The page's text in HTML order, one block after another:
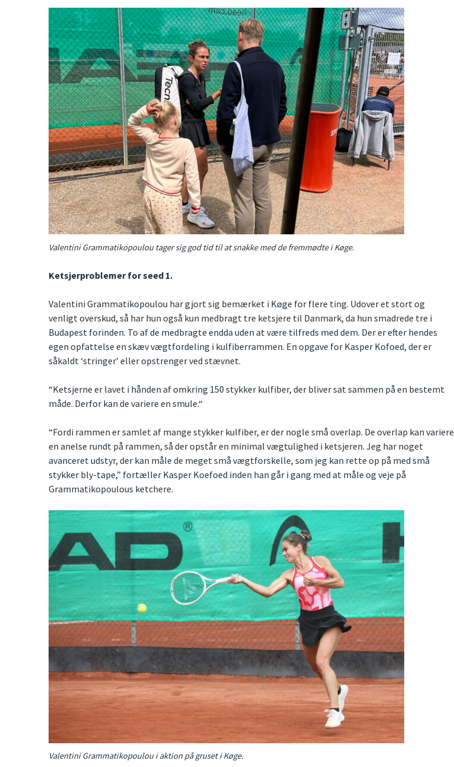
Valentini Grammatikopoulou tager sig god tid til at snakke med de fremmødte i Køge.
Ketsjerproblemer for seed 1.
Valentini Grammatikopoulou har gjort sig bemærket i Køge for flere ting. Udover et stort og
venligt overskud, så har hun også kun medbragt tre ketsjere til Danmark, da hun smadrede tre i
Budapest forinden. To af de medbragte endda uden at være tilfreds med dem. Der er efter hendes
egen opfattelse en skæv vægtfordeling i kulfiberrammen. En opgave for Kasper Kofoed, der er
såkaldt ‘stringer’ eller opstrenger ved stævnet.
“Ketsjerne er lavet i hånden af omkring 150 stykker kulfiber, der bliver sat sammen på en bestemt
måde. Derfor kan de variere en smule.“
“Fordi rammen er samlet af mange stykker kulfiber, er der nogle små overlap. De overlap kan variere
en anelse rundt på rammen, så der opstår en minimal vægtulighed i ketsjeren. Jeg har noget
avanceret udstyr, der kan måle de meget små vægtforskelle, som jeg kan rette op på med små
stykker bly-tape,” fortæller Kasper Koefoed inden han går i gang med at måle og veje på
Grammatikopoulous ketchere.
Valentini Grammatikopoulou i aktion på gruset i Køge.